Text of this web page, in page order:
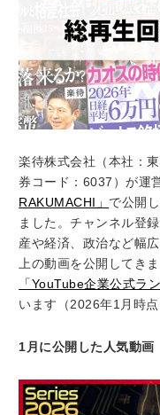
楽待株式会社（本社：
券コード：6037）が運
RAKUMACHI」 で公開
ました。チャンネル登
産や経済、政治など幅
上の動画を公開してき
「YouTube企業公式ラ
います（2026年1月時点
1月に公開した人気動画